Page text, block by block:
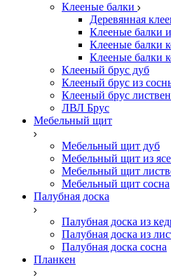
Клееные балки
Деревянная
Клееные балки
Клееные балки
Клееные балки
Клееный брус дуб
Клееный брус из
Клееный брус
ЛВЛ Брус
Мебельный щит
Мебельный щит дуб
Мебельный щит из
Мебельный щит
Мебельный щит сосна
Палубная доска
Палубная доска из
Палубная доска из
Палубная доска сосна
Планкен